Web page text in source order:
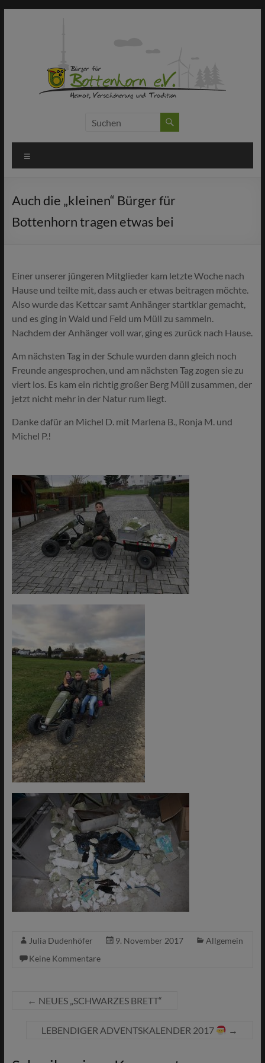
für
Bottenhorn
e.V.
statt
Auch die „kleinen“ Bürger für
Bottenhorn tragen etwas bei
Einer unserer jüngeren Mitglieder kam letzte Woche nach
Hause und teilte mit, dass auch er etwas beitragen möchte.
Also wurde das Kettcar samt Anhänger startklar gemacht,
und es ging in Wald und Feld um Müll zu sammeln.
Nachdem der Anhänger voll war, ging es zurück nach Hause.
Am nächsten Tag in der Schule wurden dann gleich noch
Freunde angesprochen, und am nächsten Tag zogen sie zu
viert los. Es kam ein richtig großer Berg Müll zusammen, der
jetzt nicht mehr in der Natur rum liegt.
Danke dafür an Michel D. mit Marlena B., Ronja M. und
Michel P.!
Julia Dudenhöfer 9. November 2017
Allgemein
Keine Kommentare
← NEUES „SCHWARZES BRETT“
LEBENDIGER ADVENTSKALENDER 2017 →